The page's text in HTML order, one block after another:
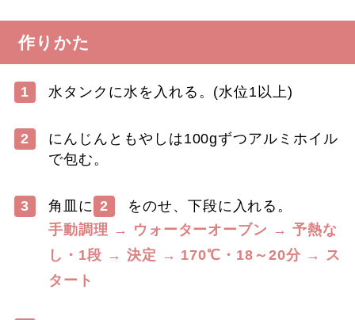
作りかた
1 水タンクに水を入れる。(水位1以上)
2
にんじんともやしは100gずつアルミホイル
で包む。
3 角皿に 2
をのせ、下段に入れる。
手動調理 → ウォーターオーブン → 予熱な
し・1段 → 決定 → 170℃・18～20分 → ス
タート